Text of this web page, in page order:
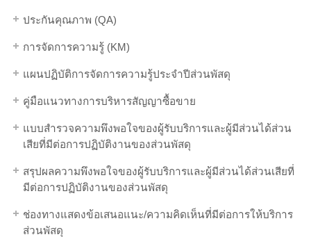
ประกันคุณภาพ (QA)
การจัดการความรู้ (KM)
แผนปฏิบัติการจัดการความรู้ประจำปีส่วนพัสดุ
คู่มือแนวทางการบริหารสัญญาซื้อขาย
แบบสำรวจความพึงพอใจของผู้รับบริการและผู้มีส่วนได้ส่วน
เสียที่มีต่อการปฏิบัติงานของส่วนพัสดุ
สรุปผลความพึงพอใจของผู้รับบริการและผู้มีส่วนได้ส่วนเสียที่
มีต่อการปฏิบัติงานของส่วนพัสดุ
ช่องทางแสดงข้อเสนอแนะ/ความคิดเห็นที่มีต่อการให้บริการ
ส่วนพัสดุ